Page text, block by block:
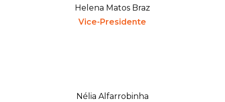
Helena Matos Braz
Vice-Presidente
Nélia Alfarrobinha